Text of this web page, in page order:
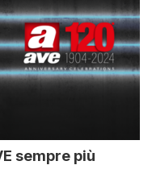
sempre più